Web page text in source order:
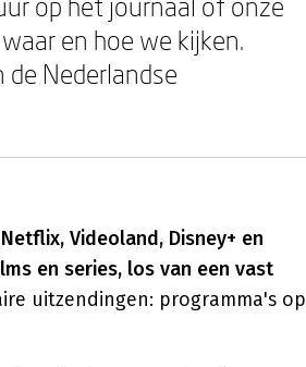
en hoe we kijken.
Nederlandse
Videoland, Disney+ en
en series, los van een vast
uitzendingen: programma's op